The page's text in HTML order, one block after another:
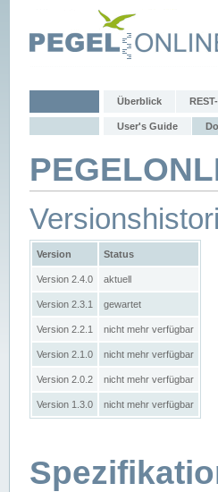
Überblick
User's Guide
Version Status
Version 2.4.0 aktuell
Version 2.3.1 gewartet
Version 2.2.1 nicht mehr verfügbar
Version 2.1.0 nicht mehr verfügbar
Version 2.0.2 nicht mehr verfügbar
Version 1.3.0 nicht mehr verfügbar